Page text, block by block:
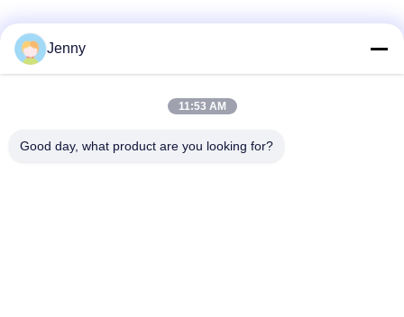
2 Kat 11, Kuzey Bölge 4 Blok, Hua Yi Uluslararası Expo
Jenny
11:53 AM
Good day, what product are you looking for?